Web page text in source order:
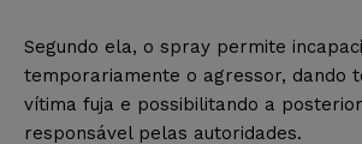
Segundo ela, o spray permite
temporariamente o agressor, dando
vítima fuja e possibilitando a
responsável pelas autoridades.